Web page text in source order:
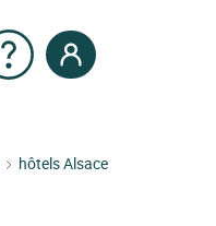
hôtels Alsace